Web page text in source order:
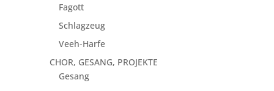
Fagott
Schlagzeug
Veeh-Harfe
CHOR, GESANG, PROJEKTE
Gesang